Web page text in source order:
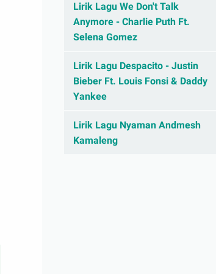
Lirik Lagu We Don't Talk
Anymore - Charlie Puth Ft.
Selena Gomez
Lirik Lagu Despacito - Justin
Bieber Ft. Louis Fonsi & Daddy
Yankee
Lirik Lagu Nyaman Andmesh
Kamaleng